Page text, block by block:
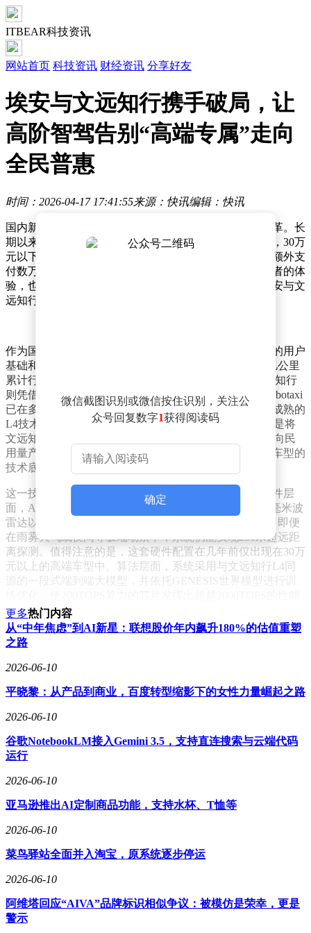
ITBEAR科技资讯
网站首页 科技资讯 财经资讯 分享好友
埃安与文远知行携手破局，让
高阶智驾告别“高端专属”走向
全民普惠
时间：2026-04-17 17:41:55来源：快讯编辑：快讯
国内新能源汽车市场正经历一场关于智能驾驶的深刻变革。长
期以来，高阶智能驾驶技术被视为高端车型的专属配置，30万
元以下车型要么仅提供基础跟车功能，要么需要消费者额外支
付数万元选装费用。这种技术壁垒不仅限制了普通消费者的体
验，也阻碍了智能驾驶技术的普及进程。然而，广汽埃安与文
远知行的深度合作，正在打破这一僵局。
作为国内智能驾驶领域的领军企业，广汽埃安拥有庞大的用户
基础和真实道路数据积累——182.8万智驾用户、41.98亿公里
累计行驶里程，以及从L2到L4的全栈技术布局。而文远知行
则凭借全球领先的L4级自动驾驶商业化运营经验，其Robotaxi
已在多个城市完成数百万公里纯无人驾驶测试，构建了成熟的
L4技术验证体系。双方的合作并非简单的技术叠加，而是将
文远知行经过百万公里验证的L4安全基因，深度融入面向民
用量产车的智驾系统中，使10万元级车型也能具备高端车型的
技术底蕴。
这一技术突破的核心在于硬件与算法的双重革新。在硬件层
面，ADiGO GSD 3.0系统全系标配192线激光雷达、4D毫米波
雷达以及11颗高清摄像头，形成360度无死角感知网络。即便
在雨雾天气或夜间等极端场景下，系统仍能实现250米超远距
离探测。值得注意的是，这套硬件配置在几年前仅出现在30万
元以上的高端车型中。算法层面，系统采用与文远知行L4同
源的一段式端到端大模型，并依托GENESIS世界模型进行训
表现。这种技术架构使智驾系统不再机械执行指令，而是具备
类似人类司机的预判能力和博弈策略。
实际使用场景中，ADiGO GSD 3.0系统展现出惊人的适应
性。无论是城中村狭窄道路、晚高峰拥堵路段，还是乡间无标
盖率，真正做到“有路就能开，有位就能泊”。这种全场景覆盖
能力，彻底颠覆了消费者对低价智驾系统“只能在高速使用”的
固有认知。
构。过去，高阶智驾技术是车企提升产品溢价的重要手段，要
么作为顶配车型专属配置，要么以数万元选装包形式出现。但
向“全民普惠”。埃安与文远知行通过深度合作与规模化量产，
成功将高阶智驾技术转化为车型全系标配功能，用户无需额外
付费即可享受完整智驾体验。这一模式不仅为15万元以内纯电
市场树立了新的技术标杆，更将倒逼整个行业加速技术下沉，
这场变革正在重塑消费者对智能驾驶的认知。当技术不再被价
微信截图识别或微信按住识别，关注公
众号回复数字1获得阅读码
确定
更多热门内容
从“中年焦虑”到AI新星：联想股价年内飙升180%的估值重塑
之路
2026-06-10
平晓黎：从产品到商业，百度转型缩影下的女性力量崛起之路
2026-06-10
谷歌NotebookLM接入Gemini 3.5，支持直连搜索与云端代码
运行
2026-06-10
亚马逊推出AI定制商品功能，支持水杯、T恤等
2026-06-10
菜鸟驿站全面并入淘宝，原系统逐步停运
2026-06-10
阿维塔回应“AIVA”品牌标识相似争议：被模仿是荣幸，更是
警示